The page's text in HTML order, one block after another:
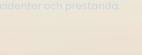
och prestanda.